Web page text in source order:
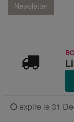
Newsletter
expire le 31